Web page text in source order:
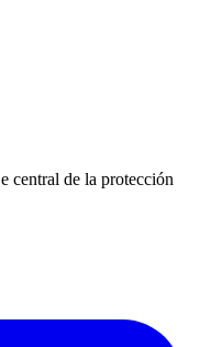
central de la protección